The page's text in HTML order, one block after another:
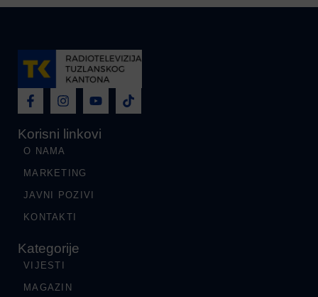
Korisni linkovi
O NAMA
MARKETING
JAVNI POZIVI
KONTAKTI
Kategorije
VIJESTI
MAGAZIN